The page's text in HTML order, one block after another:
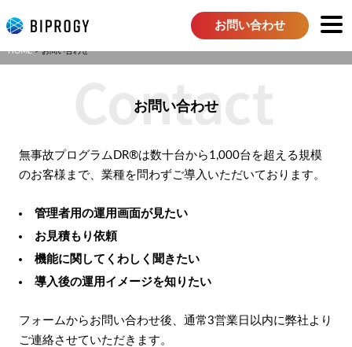
お問い合わせ
HOME お問い合わせ
お問い合わせ
無事故プログラムDR®は数十台から1,000台を超える規模
のお客様まで、業種を問わずご導入いただいております。
管理者用の運用画面が見たい
お見積もり依頼
機能に関してくわしく聞きたい
導入後の運用イメージを知りたい
フォームからお問い合わせ後、通常3営業日以内に弊社より
ご連絡させていただきます。